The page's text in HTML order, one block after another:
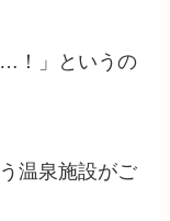
…！」というの
温泉施設がご